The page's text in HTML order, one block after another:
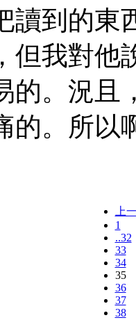
讀到的東
但我對他
的。況且
的。所以
上
1
..32
33
34
35
36
37
38